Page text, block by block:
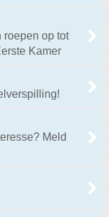
roepen op tot
Kamer
Meld